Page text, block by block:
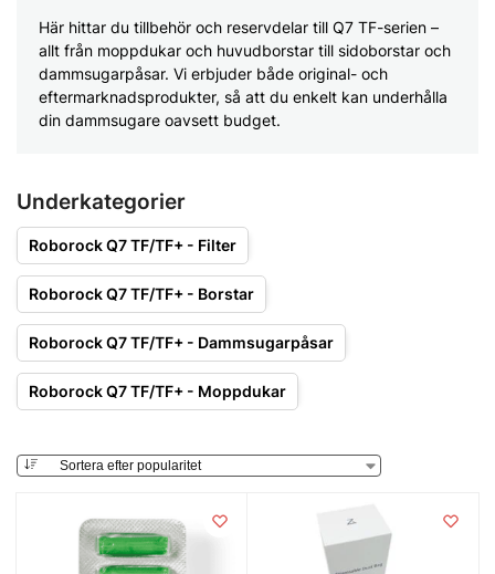
Här hittar du tillbehör och reservdelar till Q7 TF-serien –
allt från moppdukar och huvudborstar till sidoborstar och
dammsugarpåsar. Vi erbjuder både original- och
eftermarknadsprodukter, så att du enkelt kan underhålla
din dammsugare oavsett budget.
Underkategorier
Roborock Q7 TF/TF+ - Filter
Roborock Q7 TF/TF+ - Borstar
Roborock Q7 TF/TF+ - Dammsugarpåsar
Roborock Q7 TF/TF+ - Moppdukar